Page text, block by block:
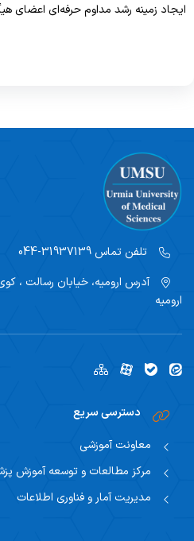
ایجاد زمینه رشد مداوم حرفه‌ای اعضای
تلفن تماس
آدرس ارومیه، خیابان رسالت ،
ارومیه
دسترسی سریع
معاونت آموزشی
مرکز مطالعات و توسعه آموزش
مدیریت آمار و فناوری اطلاعات